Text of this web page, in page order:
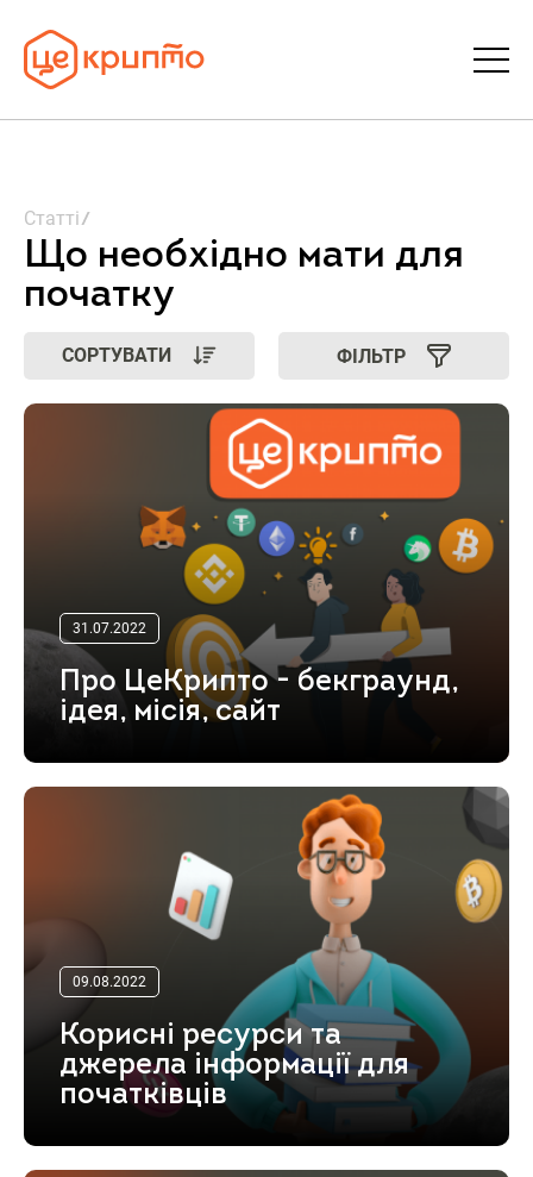
Про ЦеКрипто
Увійти | Реєстрація
Статті
Що необхідно мати для
початку
СОРТУВАТИ ФІЛЬТР
31.07.2022
Про ЦеКрипто - бекграунд,
ідея, місія, сайт
09.08.2022
Корисні ресурси та
джерела інформації для
початківців